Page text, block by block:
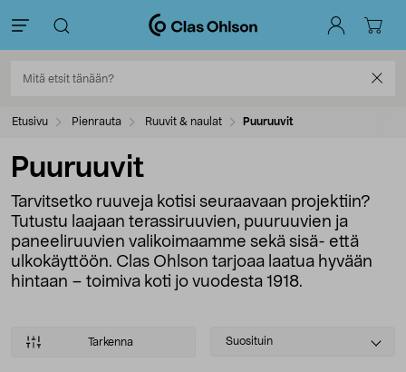
Etusivu Pienrauta Ruuvit & naulat Puuruuvit
Puuruuvit
Tarvitsetko ruuveja kotisi seuraavaan projektiin?
Tutustu laajaan terassiruuvien, puuruuvien ja
paneeliruuvien valikoimaamme sekä sisä- että
ulkokäyttöön. Clas Ohlson tarjoaa laatua hyvään
hintaan – toimiva koti jo vuodesta 1918.
Tarkenna
Select
Suosituin